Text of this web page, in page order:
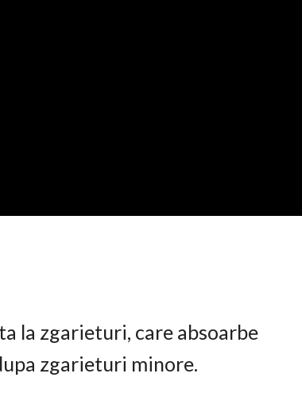
la zgarieturi, care absoarbe
zgarieturi minore.